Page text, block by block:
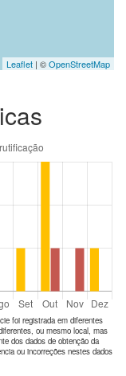
Leaflet | ©OpenStreetMap
foi registrada em diferentes
ou mesmo local, mas
dos dados de obtenção da
ou incorreções nestes dados